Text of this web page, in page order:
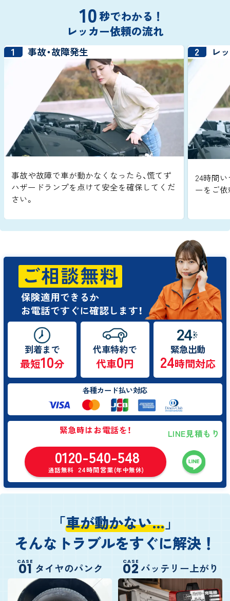
10秒でわかる！
レッカー依頼の流れ
1 事故・故障発生
事故や故障で車が動かなくなったら、慌てず
ハザードランプを点けて安全を確保してくだ
さい。
2 レ
24時間い
ーをご依
ご相談無料
保険適用できるか
お電話ですぐに確認します！
到着まで
最短10分
代車特約で
代車0円
緊急出動
24時間対応
各種カード払い対応
緊急時はお電話を！
0120-540-548
通話無料 24時間営業(年中無休)
LINE見積もり
「車が動かない…」
そんなトラブルをすぐに解決！
CASE
01 タイヤのパンク CASE
02 バッテリー上がり